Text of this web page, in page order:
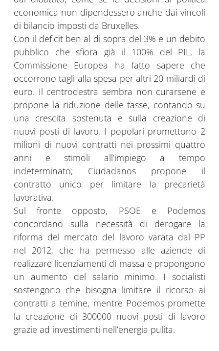
economica non dipendessero anche dai vincoli
di bilancio imposti da Bruxelles.
Con il deficit ben al di sopra del 3% e un debito
pubblico che sfiora già il 100% del PIL, la
Commissione Europea ha fatto sapere che
occorrono tagli alla spesa per altri 20 miliardi di
euro. Il centrodestra sembra non curarsene e
propone la riduzione delle tasse, contando su
una crescita sostenuta e sulla creazione di
nuovi posti di lavoro. I popolari promettono 2
milioni di nuovi contratti nei prossimi quattro
anni e stimoli all’impiego a tempo
indeterminato; Ciudadanos propone il
contratto unico per limitare la precarietà
lavorativa.
Sul fronte opposto, PSOE e Podemos
concordano sulla necessità di derogare la
riforma del mercato del lavoro varata dal PP
nel 2012, che ha permesso alle aziende di
realizzare licenziamenti di massa e propongono
un aumento del salario minimo. I socialisti
sostengono che bisogna limitare il ricorso ai
contratti a temine, mentre Podemos promette
la creazione di 300000 nuovi posti di lavoro
grazie ad investimenti nell’energia pulita.